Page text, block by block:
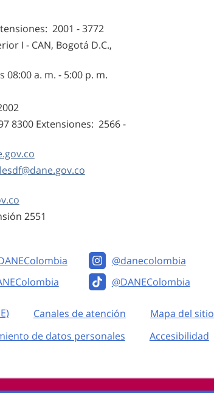
2001 - 3772
I - CAN, Bogotá D.C.,
a. m. - 5:00 p. m.
8300 Extensiones: 2566 -
2551
@danecolombia
@DANEColombia
Canales de atención
Mapa del sitio
de datos personales
Accesibilidad